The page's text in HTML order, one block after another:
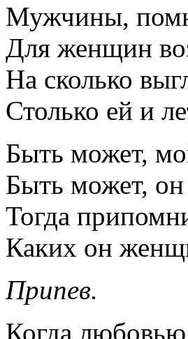
Мужчины,
Для женщин
На сколько
Столько ей и
Быть может,
Быть может, он
Тогда
Каких он
Припев.
Когда